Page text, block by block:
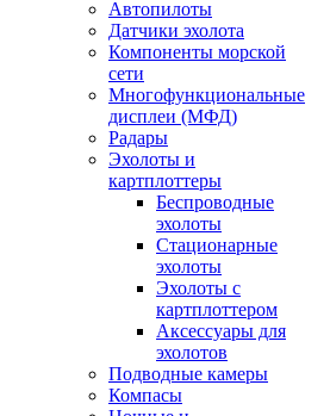
Автопилоты
Датчики эхолота
Компоненты морской
сети
Многофункциональные
дисплеи (МФД)
Радары
Эхолоты и
картплоттеры
Беспроводные
эхолоты
Стационарные
эхолоты
Эхолоты с
картплоттером
Аксессуары для
эхолотов
Подводные камеры
Компасы